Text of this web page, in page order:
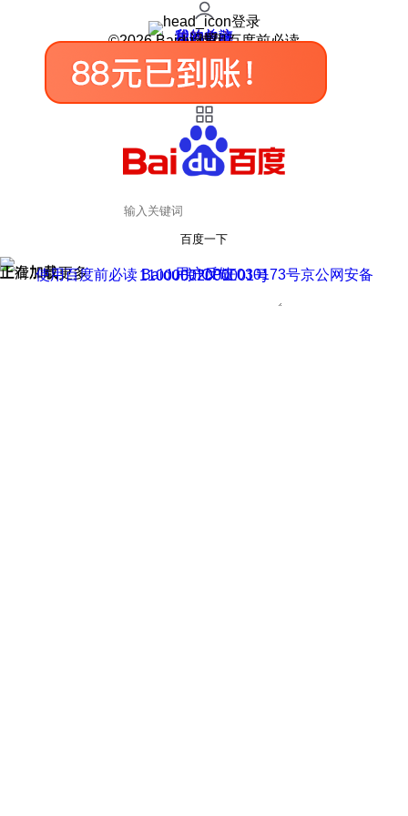
登录
我的关注
我的收藏
皮肤中心
用户反馈
设置
©2026 Baidu 使用百度前必读
百度一下
正在加载
上滑加载更多 用户反馈
使用百度前必读 Baidu 京ICP证030173号
京公网安备11000002000001号